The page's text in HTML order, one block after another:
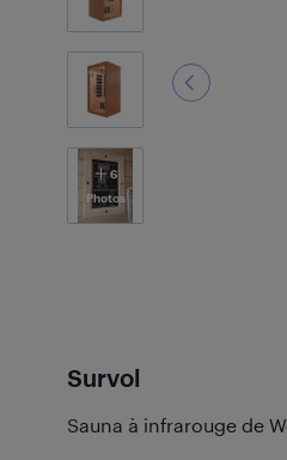
6
Photos
Survol
Sauna à infrarouge de